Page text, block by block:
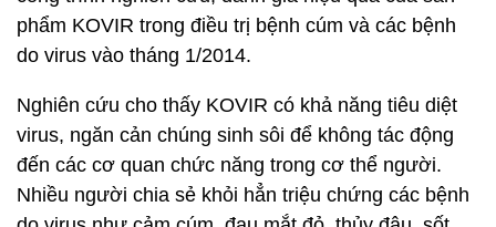
phẩm KOVIR trong điều trị bệnh cúm và các bệnh
do virus vào tháng 1/2014.
Nghiên cứu cho thấy KOVIR có khả năng tiêu diệt
virus, ngăn cản chúng sinh sôi để không tác động
đến các cơ quan chức năng trong cơ thể người.
Nhiều người chia sẻ khỏi hẳn triệu chứng các bệnh